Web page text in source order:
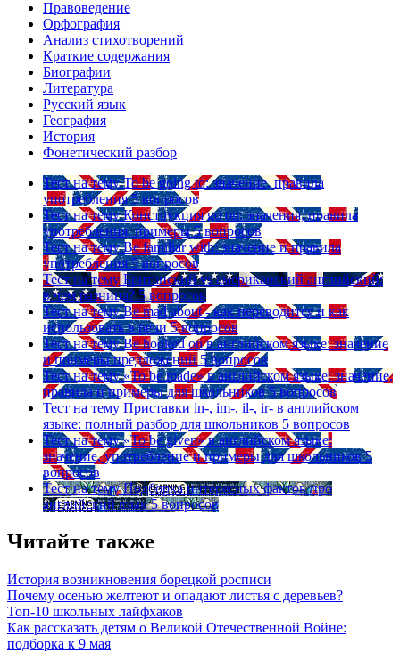
Правоведение
Орфография
Анализ стихотворений
Краткие содержания
Биографии
Литература
Русский язык
География
История
Фонетический разбор
Тест на тему To be going to: значение, правила
употребления 5 вопросов
Тест на тему Конструкция go on: значения, правила
употребления, примеры 5 вопросов
Тест на тему Be familiar with: значение и правила
употребления 5 вопросов
Тест на тему Британский vs американский английский:
в чем разница? 5 вопросов
Тест на тему Be mad about - как переводится и как
использовать в речи 5 вопросов
Тест на тему Be hooked on в английском языке: значение
и примеры предложений 5 вопросов
Тест на тему «To be made» в английском языке: значение,
правила и примеры для школьников 5 вопросов
Тест на тему Приставки in-, im-, il-, ir- в английском
языке: полный разбор для школьников 5 вопросов
Тест на тему «To be given» в английском языке:
значение, употребление и примеры для школьников 5
вопросов
Тест на тему Подборка интересных фактов про
английский язык 5 вопросов
Читайте также
История возникновения борецкой росписи
Почему осенью желтеют и опадают листья с деревьев?
Топ-10 школьных лайфхаков
Как рассказать детям о Великой Отечественной Войне:
подборка к 9 мая